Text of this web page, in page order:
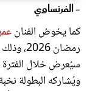
- الفرنساوي
كما يخوض الفنان
رمضان
سيُعرض خلال الفترة
ويُشاركه البطولة